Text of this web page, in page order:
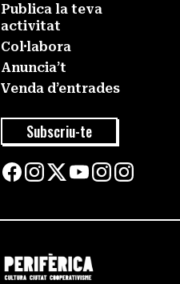
Publica la teva
activitat
Col·labora
Anuncia’t
Venda d’entrades
Subscriu-te